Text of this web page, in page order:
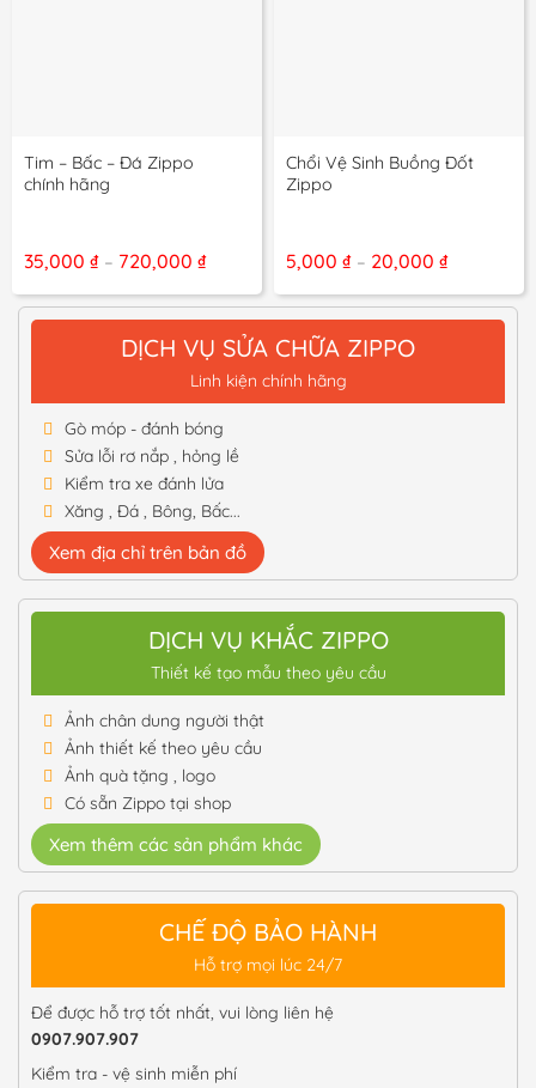
Tim – Bấc – Đá Zippo
chính hãng
35,000 ₫ – 720,000 ₫Khoảng
từ
35,000 ₫
720,000 ₫
Chổi Vệ Sinh Buồng Đốt
Zippo
5,000 ₫ – 20,000 ₫Khoảng
từ
5,000 ₫
DỊCH VỤ SỬA CHỮA ZIPPO
Linh kiện chính hãng
Gò móp - đánh bóng
Sửa lỗi rơ nắp , hỏng lề
Kiểm tra xe đánh lửa
Xăng , Đá , Bông, Bấc...
Xem địa chỉ trên bản đồ
DỊCH VỤ KHẮC ZIPPO
Thiết kế tạo mẫu theo yêu cầu
Ảnh chân dung người thật
Ảnh thiết kế theo yêu cầu
Ảnh quà tặng , logo
Có sẵn Zippo tại shop
Xem thêm các sản phẩm khác
CHẾ ĐỘ BẢO HÀNH
Hỗ trợ mọi lúc 24/7
Để được hỗ trợ tốt nhất, vui lòng liên hệ
0907.907.907
Kiểm tra - vệ sinh miễn phí